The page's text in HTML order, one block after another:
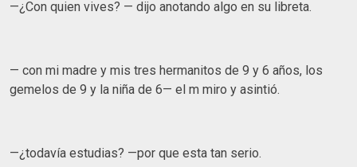
—¿Con quien vives? — dijo anotando algo en su libreta.
— con mi madre y mis tres hermanitos de 9 y 6 años, los
gemelos de 9 y la niña de 6— el m miro y asintió.
—¿todavía estudias? —por que esta tan serio.